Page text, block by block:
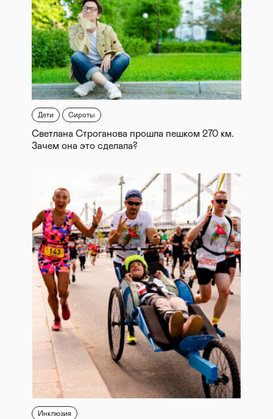
Дети Сироты
Светлана Строганова прошла пешком 270 км.
Зачем она это сделала?
Инклюзия